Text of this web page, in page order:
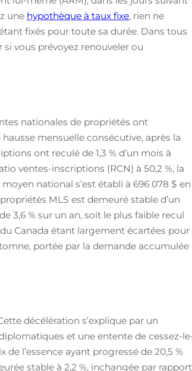
une hypothèque à taux fixe, rien ne
fixés pour toute sa durée. Dans tous
si vous prévoyez renouveler ou
nationales de propriétés ont
mensuelle consécutive, après la
ont reculé de 1,3 % d’un mois à
ventes-inscriptions (RCN) à 50,2 %, la
national s’est établi à 696 078 $ en
MLS est demeuré stable d’un
3,6 % sur un an, soit le plus faible recul
Canada étant largement écartées pour
portée par la demande accumulée
décélération s’explique par un
et une entente de cessez-
l’essence ayant progressé de 20,5 %
stable à 2,2 %, inchangée par rapport